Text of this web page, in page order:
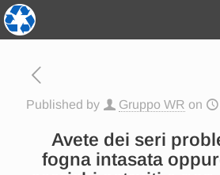
Published by Gruppo WR on
Avete dei seri
fogna intasata